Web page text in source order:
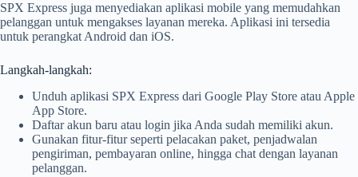
SPX Express juga menyediakan aplikasi mobile yang memudahkan
pelanggan untuk mengakses layanan mereka. Aplikasi ini tersedia
untuk perangkat Android dan iOS.
Langkah-langkah:
Unduh aplikasi SPX Express dari Google Play Store atau Apple
App Store.
Daftar akun baru atau login jika Anda sudah memiliki akun.
Gunakan fitur-fitur seperti pelacakan paket, penjadwalan
pengiriman, pembayaran online, hingga chat dengan layanan
pelanggan.